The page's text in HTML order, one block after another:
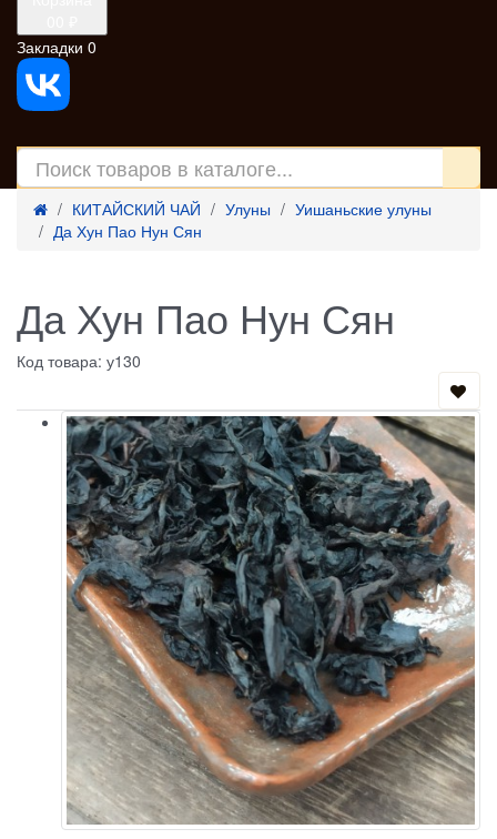
Закладки 0
КИТАЙСКИЙ ЧАЙ Улуны
Уишаньские улуны
Да Хун Пао Нун Сян
Да Хун Пао Нун Сян
Код товара: у130